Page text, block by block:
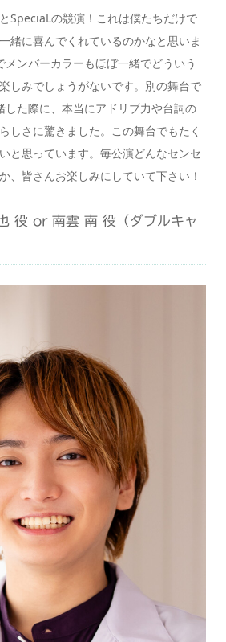
SpeciaLの競演！これは僕たちだけで
緒に喜んでくれているのかなと思いま
ンバーカラーもほぼ一緒でどういう
しみでしょうがないです。別の舞台で
した際に、本当にアドリブ力や台詞の
しさに驚きました。この舞台でもたく
と思っています。毎公演どんなセンセ
、皆さんお楽しみにしていて下さい！
役 or 南雲 南 役（ダブルキャ